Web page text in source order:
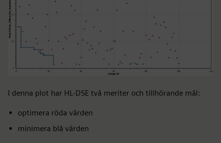
I denna plot har HL-DSE två meriter och tillhörande mål:
optimera röda värden
minimera blå värden